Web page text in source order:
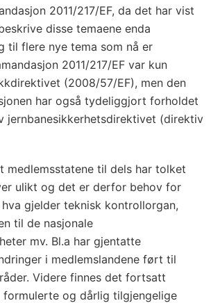
2011/217/EF, da det har vist
disse temaene enda
til flere nye tema som nå er
2011/217/EF var kun
(2008/57/EF), men den
har også tydeliggjort forholdet
jernbanesikkerhetsdirektivet (direktiv
medlemsstatene til dels har tolket
ulikt og det er derfor behov for
gjelder teknisk kontrollorgan,
til de nasjonale
mv. Bl.a har gjentatte
i medlemslandene ført til
Videre finnes det fortsatt
formulerte og dårlig tilgjengelige